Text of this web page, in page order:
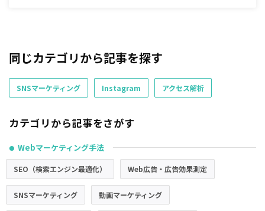
同じカテゴリから記事を探す
SNSマーケティング Instagram アクセス解析
カテゴリから記事をさがす
● Webマーケティング手法
SEO（検索エンジン最適化） Web広告・広告効果測定
SNSマーケティング 動画マーケティング